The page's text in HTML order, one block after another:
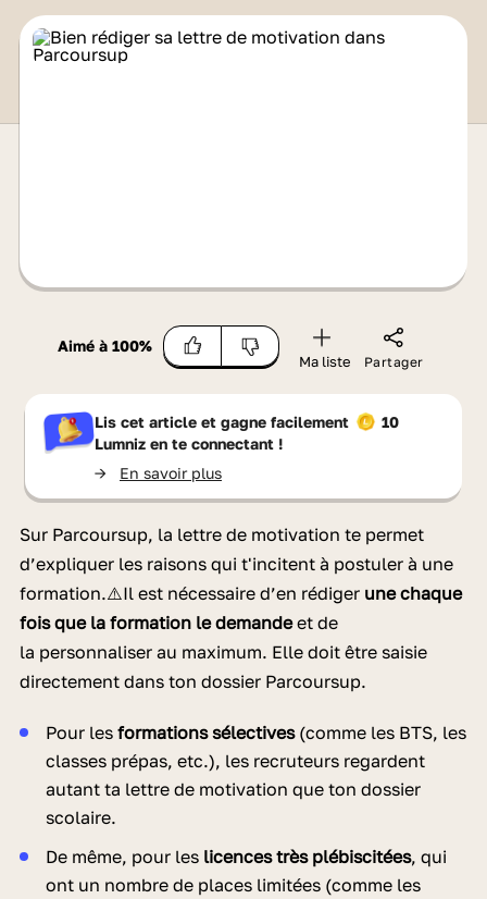
Aimé à 100%
Ma liste Partager
Lis cet article et gagne facilement
10
Lumniz en te connectant !
-> En savoir plus
Sur Parcoursup, la lettre de motivation te permet
d’expliquer les raisons qui t'incitent à postuler à une
formation.⚠️Il est nécessaire d’en rédiger une chaque
fois que la formation le demandeet de
la personnaliser au maximum. Elle doit être saisie
directement dans ton dossier Parcoursup.
Pour les formations sélectives(comme les BTS, les
classes prépas, etc.), les recruteurs regardent
autant ta lettre de motivation que ton dossier
scolaire.
De même, pour les licences très plébiscitées, qui
ont un nombre de places limitées (comme les